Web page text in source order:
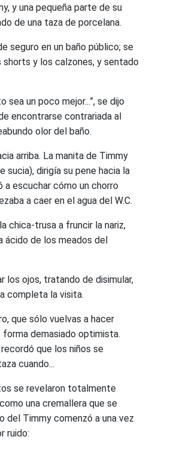
y una pequeña parte de su
de una taza de porcelana.
seguro en un baño público; se
shorts y los calzones, y sentado
sea un poco mejor...”, se dijo
encontrarse contrariada al
olor del baño.
arriba. La manita de Timmy
sucia), dirigía su pene hacia la
a escuchar cómo un chorro
a caer en el agua del W.C.
chica-trusa a fruncir la nariz,
ácido de los meados del
los ojos, tratando de disimular,
completa la visita.
que sólo vuelvas a hacer
forma demasiado optimista.
que los niños se
cuando...
se revelaron totalmente
una cremallera que se
del Timmy comenzó a una vez
ruido: